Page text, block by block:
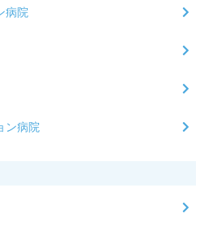
病院
ン病院